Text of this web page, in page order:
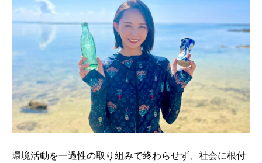
環境活動を一過性の取り組みで終わらせず、社会に根付